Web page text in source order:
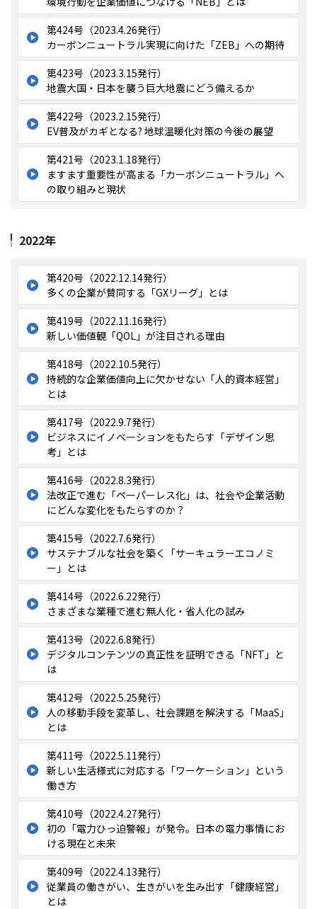
第424号（2023.4.26発行）
カーボンニュートラル実現に向けた「ZEB」への期待
第423号（2023.3.15発行）
地震大国・日本を襲う巨大地震にどう備えるか
第422号（2023.2.15発行）
EV普及がカギとなる? 地球温暖化対策の今後の展望
第421号（2023.1.18発行）
ますます重要性が高まる「カーボンニュートラル」へ
の取り組みと現状
2022年
第420号（2022.12.14発行）
多くの企業が賛同する「GXリーグ」とは
第419号（2022.11.16発行）
新しい価値観「QOL」が注目される理由
第418号（2022.10.5発行）
持続的な企業価値向上に欠かせない「人的資本経営」
とは
第417号（2022.9.7発行）
ビジネスにイノベーションをもたらす「デザイン思
考」とは
第416号（2022.8.3発行）
法改正で進む「ペーパーレス化」は、社会や企業活動
にどんな変化をもたらすのか？
第415号（2022.7.6発行）
サステナブルな社会を築く「サーキュラーエコノミ
ー」とは
第414号（2022.6.22発行）
さまざまな業種で進む無人化・省人化の試み
第413号（2022.6.8発行）
デジタルコンテンツの真正性を証明できる「NFT」と
は
第412号（2022.5.25発行）
人の移動手段を変革し、社会課題を解決する「MaaS」
とは
第411号（2022.5.11発行）
新しい生活様式に対応する「ワーケーション」という
働き方
第410号（2022.4.27発行）
初の「電力ひっ迫警報」が発令。日本の電力事情にお
ける現在と未来
第409号（2022.4.13発行）
従業員の働きがい、生きがいを生み出す「健康経営」
とは